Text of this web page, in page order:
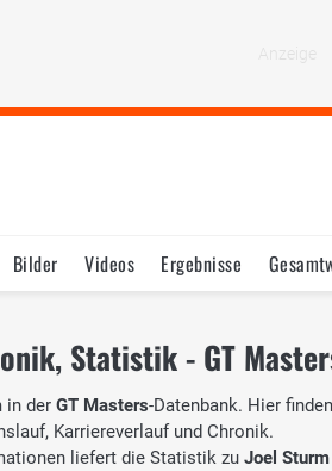
Bilder Videos Ergebnisse
Statistik - GT
in der GT Masters-Datenbank. Hier
Karriereverlauf und Chronik.
liefert die Statistik zu Joel Sturm